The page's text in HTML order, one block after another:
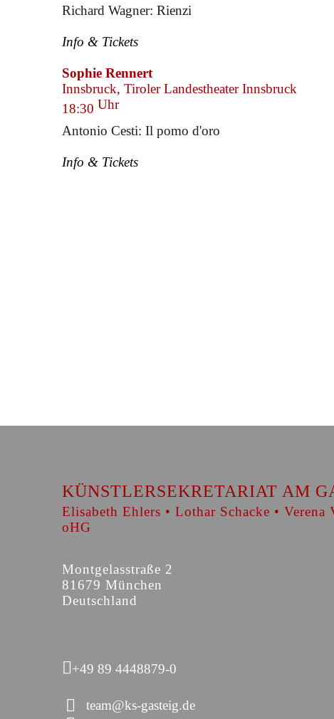
Richard Wagner: Rienzi
Info & Tickets
Sophie Rennert
Innsbruck, Tiroler Landestheater Innsbruck
18:30 Uhr
Antonio Cesti: Il pomo d'oro
Info & Tickets
KÜNSTLERSEKRETARIAT AM
Elisabeth Ehlers • Lothar Schacke • Verena
oHG
Montgelasstraße 2
81679 München
Deutschland
+49 89 4448879-0
team@ks-gasteig.de